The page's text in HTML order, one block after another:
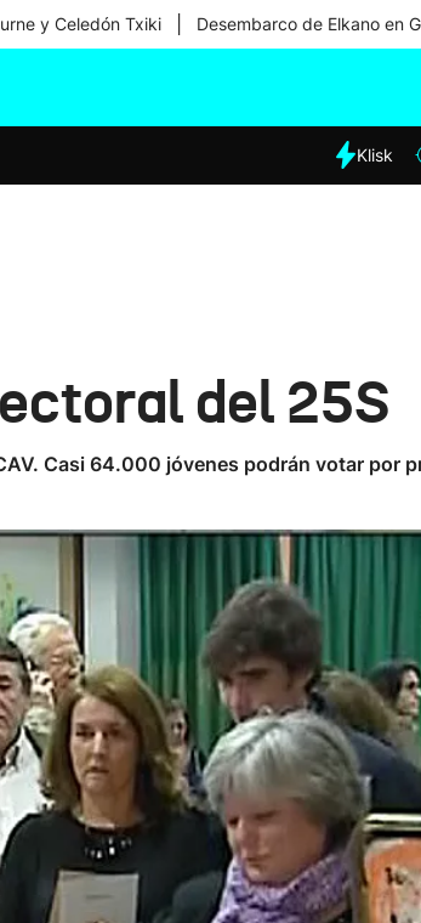
y Celedón Txiki Desembarco de Elkano en
Klisk
del 25S
Casi 64.000 jóvenes podrán votar por